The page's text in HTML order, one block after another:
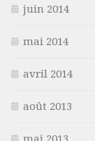
juin 2014
mai 2014
avril 2014
août 2013